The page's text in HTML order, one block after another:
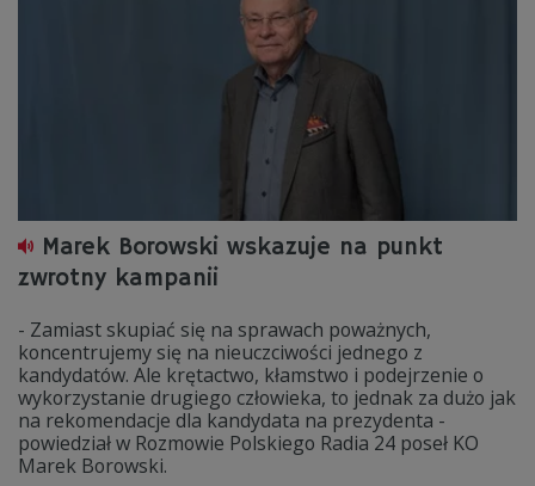
Marek Borowski wskazuje na punkt
zwrotny kampanii
- Zamiast skupiać się na sprawach poważnych,
koncentrujemy się na nieuczciwości jednego z
kandydatów. Ale krętactwo, kłamstwo i podejrzenie o
wykorzystanie drugiego człowieka, to jednak za dużo jak
na rekomendacje dla kandydata na prezydenta -
powiedział w Rozmowie Polskiego Radia 24 poseł KO
Marek Borowski.